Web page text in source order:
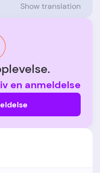
Show translation
en anmeldelse